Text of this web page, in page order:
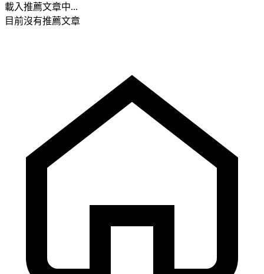
載入推薦文章中...
目前沒有推薦文章